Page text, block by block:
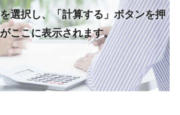
選択し、「計算する」ボタンを押
ここに表示されます。